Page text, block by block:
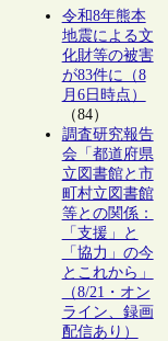
令和8年熊本
地震による文
化財等の被害
が83件に（8
月6日時点）
（84）
調査研究報告
会「都道府県
立図書館と市
町村立図書館
等との関係：
「支援」と
「協力」の今
とこれから」
（8/21・オン
ライン、録画
配信あり）